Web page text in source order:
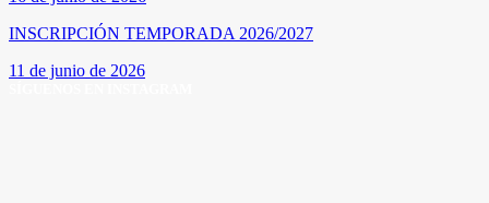
INSCRIPCIÓN TEMPORADA 2026/2027
11 de junio de 2026